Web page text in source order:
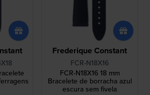
Frederique Constant
FCR-N18X16
FCR-N18X16 18 mm
Bracelete de borracha azul
escura sem fivela